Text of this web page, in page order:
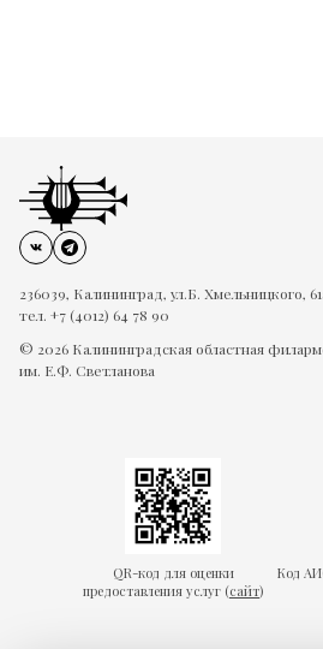
236039, Калининград, ул.Б. Хмельницкого,
тел. +7 (4012) 64 78 90
© 2026 Калининградская областная
им. Е.Ф. Светланова
QR-код для оценки
предоставления услуг (сайт)
Код